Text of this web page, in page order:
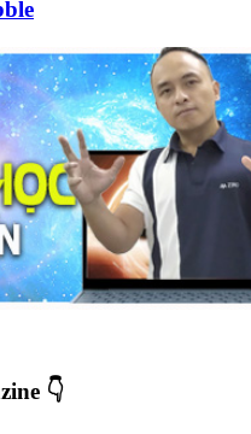
👇